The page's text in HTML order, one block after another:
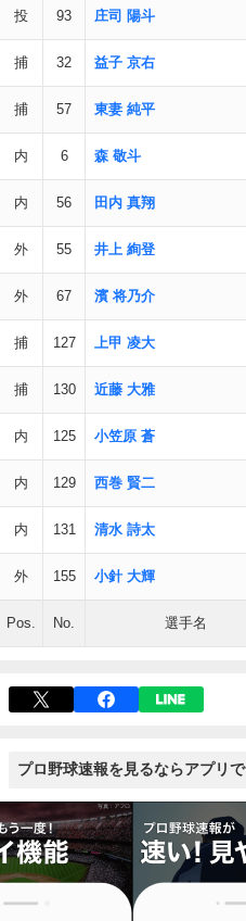
投 93 庄司 陽斗
捕 32 益子 京右
捕 57 東妻 純平
内 6 森 敬斗
内 56 田内 真翔
外 55 井上 絢登
外 67 濱 将乃介
捕 127 上甲 凌大
捕 130 近藤 大雅
内 125 小笠原 蒼
内 129 西巻 賢二
内 131 清水 詩太
外 155 小針 大輝
Pos. No. 選手名
プロ野球速報を見るならアプリで